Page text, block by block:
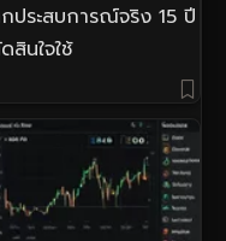
กประสบการณ์จริง 15 ปี
นใจใช้